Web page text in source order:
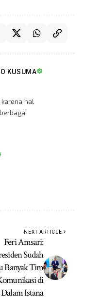
KUSUMA
karena hal
NEXT ARTICLE
Feri Amsari:
Sudah
Banyak Tim
di
Dalam Istana